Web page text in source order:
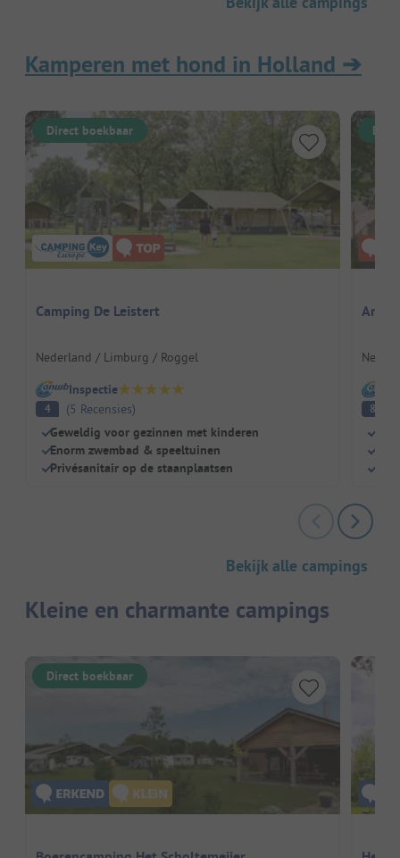
Kamperen met hond in Holland ➔
Direct boekbaar
Camping De Leistert
Nederland / Limburg / Roggel
Inspectie
4 (5 Recensies)
Geweldig voor gezinnen met kinderen
Enorm zwembad & speeltuinen
Privésanitair op de staanplaatsen
8
Bekijk alle campings
Kleine en charmante campings
Direct boekbaar